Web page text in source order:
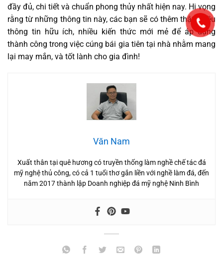
đầy đủ, chi tiết và chuẩn phong thủy nhất hiện nay. Hi vọng
rằng từ những thông tin này, các bạn sẽ có thêm thật nhiều
thông tin hữu ích, nhiều kiến thức mới mẻ để áp dụng
thành công trong việc cúng bái gia tiên tại nhà nhằm mang
lại may mắn, và tốt lành cho gia đình!
Văn Nam
Xuất thân tại quê hương có truyền thống làm nghề chế tác đá
mỹ nghệ thủ công, có cả 1 tuổi thơ gắn liền với nghề làm đá, đến
năm 2017 thành lập Doanh nghiệp đá mỹ nghệ Ninh Bình